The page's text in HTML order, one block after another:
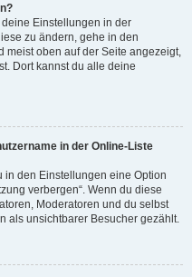
Einstellungen in der
zu ändern, gehe in den
meist oben auf der Seite angezeigt,
Dort kannst du alle deine
in der Online-Liste
in den Einstellungen eine Option
verbergen“. Wenn du diese
Moderatoren und du selbst
als unsichtbarer Besucher gezählt.